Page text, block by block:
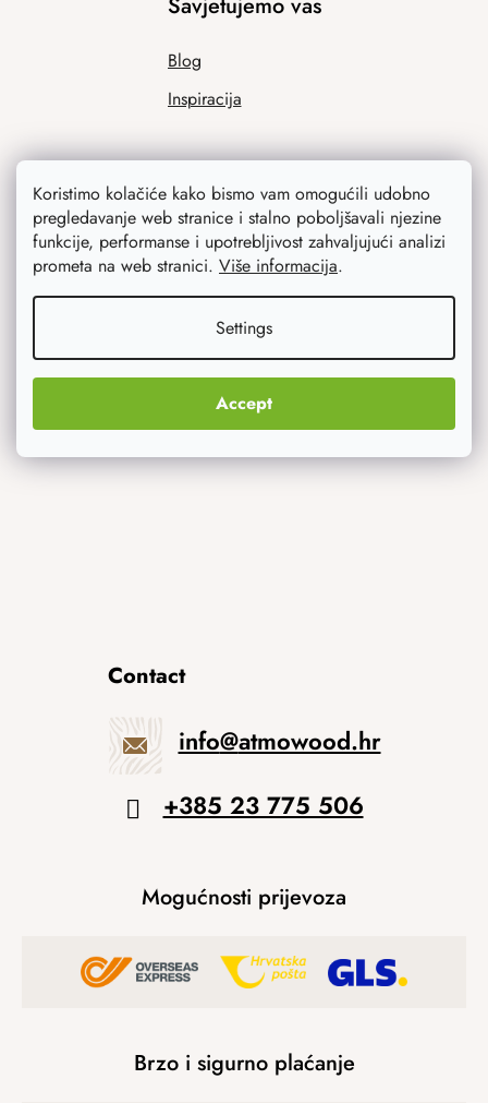
Koristimo kolačiće kako bismo vam omogućili udobno
pregledavanje web stranice i stalno poboljšavali njezine
funkcije, performanse i upotrebljivost zahvaljujući analizi
prometa na web stranici. Više informacija.
Settings
Accept
Blog
Inspiracija
Ono što vas najviše zanima
Noviteti
Originalni pokloni
Contact
info@atmowood.hr
+385 23 775 506
Mogućnosti prijevoza
Brzo i sigurno plaćanje